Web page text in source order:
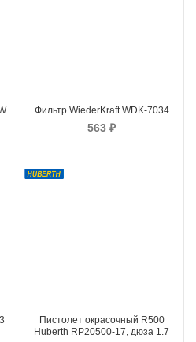
Фильтр WiederKraft WDK-7034
563₽
Пистолет окрасочный R500
Huberth RP20500-17, дюза 1.7